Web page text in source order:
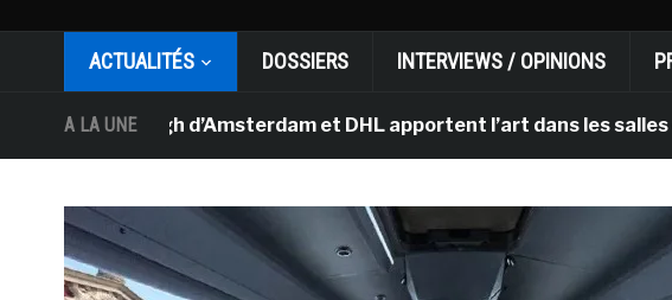
ACTUALITÉS DOSSIERS INTERVIEWS / OPINIONS
A LA UNE
Van Gogh d’Amsterdam et DHL apportent l’art dans les salles de